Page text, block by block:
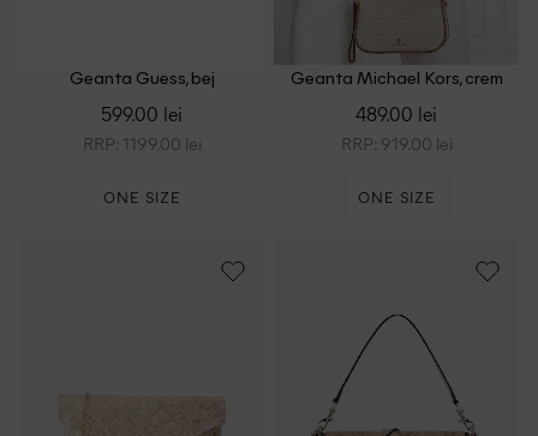
Geanta Guess, bej
599.00 lei
RRP: 1199.00 lei
ONE SIZE
Geanta Michael Kors, crem
489.00 lei
RRP: 919.00 lei
ONE SIZE